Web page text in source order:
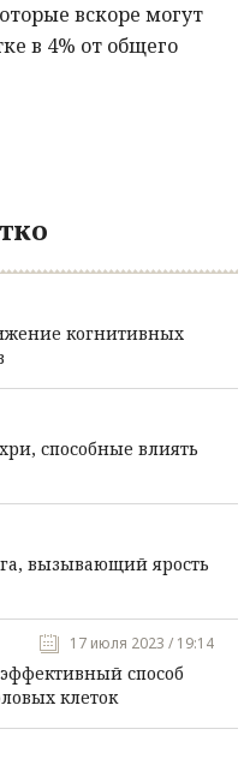
вскоре могут
в 4% от общего
когнитивных
способные влиять
вызывающий ярость
17 июля 2023 / 19:14
способ
клеток